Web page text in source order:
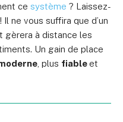
ce système ? Laissez-
! Il ne vous suffira que d’un
gèrera à distance les
Un gain de place
, plus fiableet